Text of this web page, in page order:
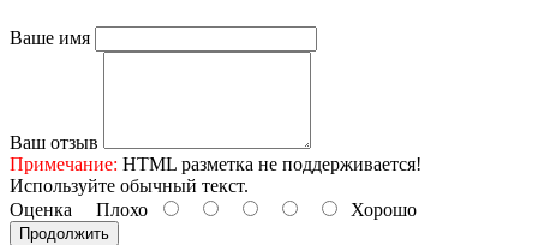
Ваше имя
Ваш отзыв
Примечание: HTML разметка не поддерживается!
Используйте обычный текст.
Оценка Плохо Хорошо
Продолжить